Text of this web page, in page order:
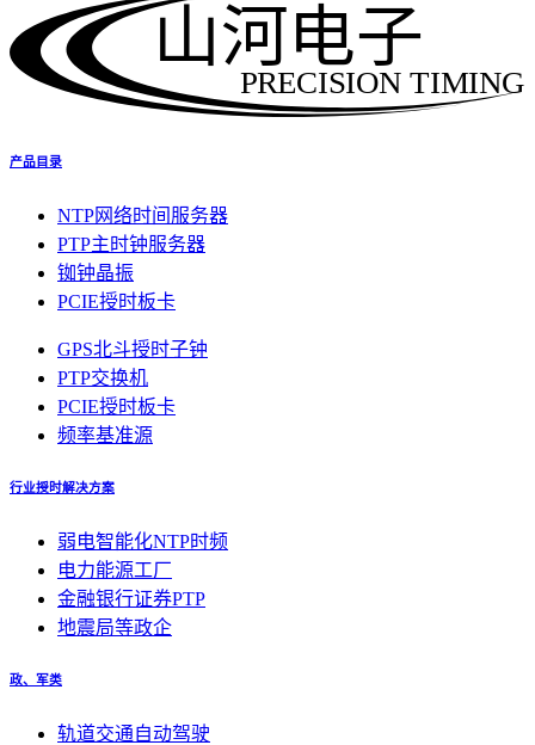
PRECISION TIMING
山河电子
产品目录
NTP网络时间服务器
PTP主时钟服务器
铷钟晶振
PCIE授时板卡
GPS北斗授时子钟
PTP交换机
PCIE授时板卡
频率基准源
行业授时解决方案
弱电智能化NTP时频
电力能源工厂
金融银行证券PTP
地震局等政企
政、军类
轨道交通自动驾驶